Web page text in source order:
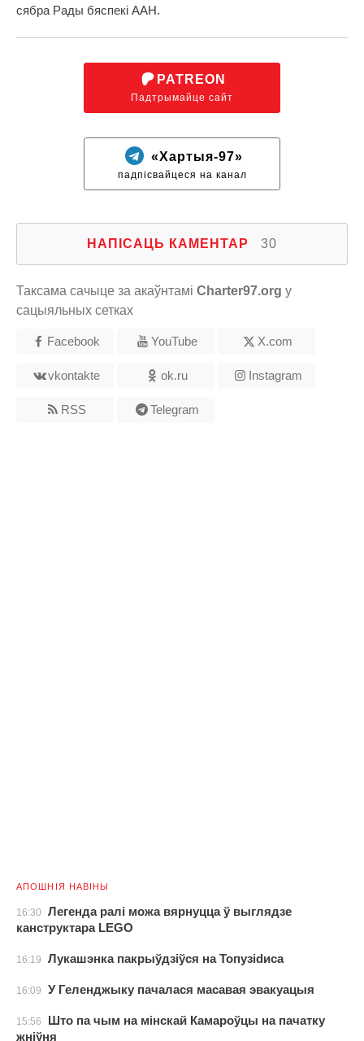
сябра Рады бяспекі ААН.
PATREON
Падтрымайце сайт
«Хартыя-97»
падпісвайцеся на канал
НАПІСАЦЬ КАМЕНТАР 30
Таксама сачыце за акаўнтамі Charter97.org у
сацыяльных сетках
Facebook YouTube X.com
vkontakte ok.ru Instagram
RSS Telegram
АПОШНІЯ НАВІНЫ
16:30
Легенда ралі можа вярнуцца ў выглядзе
канструктара LEGO
16:19 Лукашэнка пакрыўдзіўся на Топузidиса
16:09 У Геленджыку пачалася масавая эвакуацыя
15:56
Што па чым на мінскай Камароўцы на пачатку
жніўня